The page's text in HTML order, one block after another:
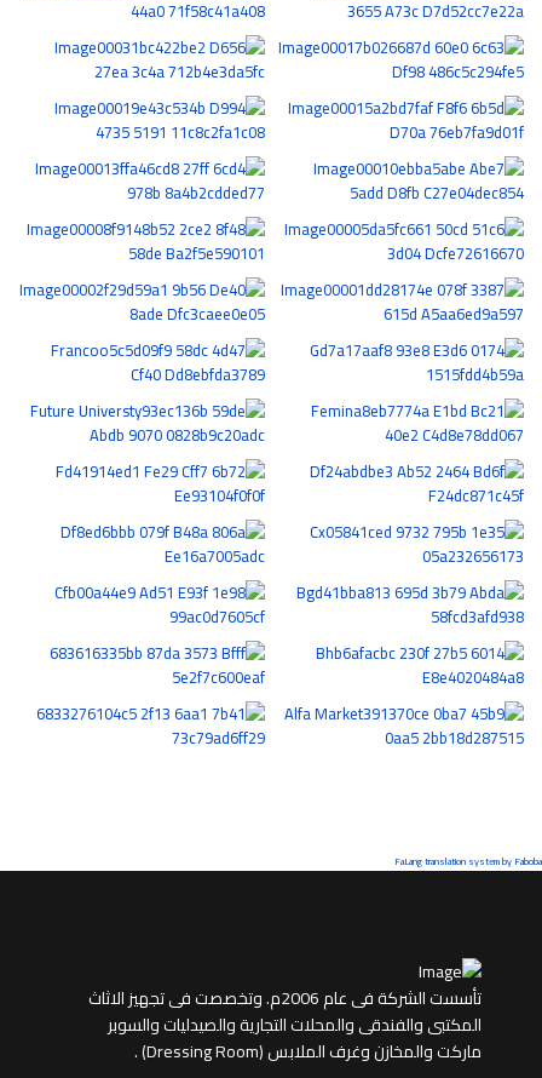
FaLang translation system by Faboba
تأسست الشركة فى عام 2006م. وتخصصت فى تجهيز الاثاث
المكتبى والفندقى والمحلات التجارية والصيدليات والسوبر
ماركت والمخازن وغرف الملابس (Dressing Room) .